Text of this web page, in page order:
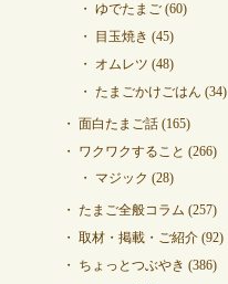
ゆでたまご(60)
目玉焼き (45)
オムレツ (48)
たまごかけごはん (34)
面白たまご話(165)
ワクワクすること (266)
マジック (28)
たまご全般コラム (257)
取材・掲載・ご紹介(92)
ちょっとつぶやき (386)